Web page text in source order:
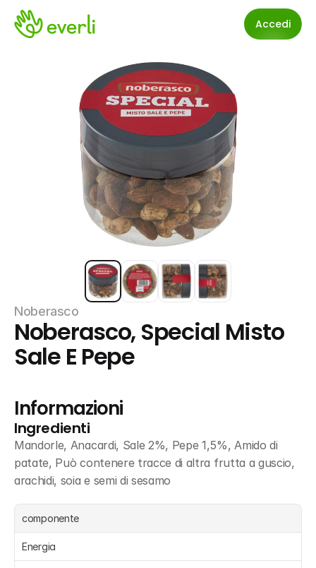
Accedi
Noberasco
Noberasco, Special Misto
Sale E Pepe
Informazioni
Ingredienti
Mandorle, Anacardi, Sale 2%, Pepe 1,5%, Amido di
patate, Può contenere tracce di altra frutta a guscio,
arachidi, soia e semi di sesamo
componente
Energia